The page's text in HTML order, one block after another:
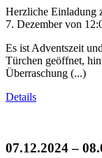
Herzliche Einladung
7. Dezember von
Es ist Adventszeit
Türchen geöffnet,
Überraschung (...)
Details
07.12.2024 –